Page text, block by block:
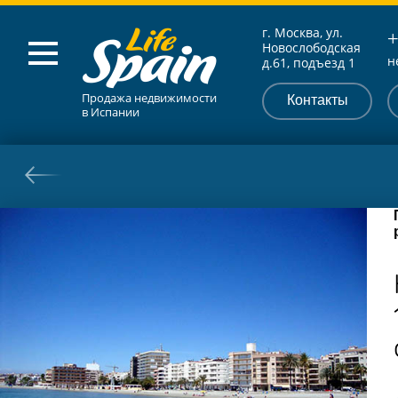
Продажа недвижимости
в Испании
г. Москва, ул.
Новослободская
д.61, подъезд 1
Контакты